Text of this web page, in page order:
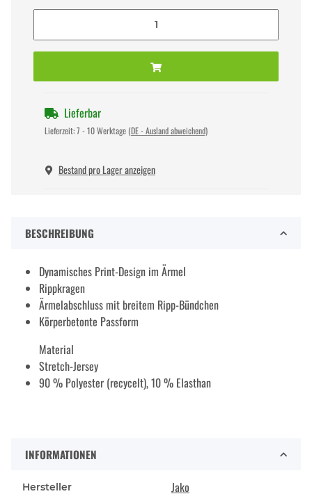
Lieferbar
Lieferzeit:7 - 10 Werktage (DE - Ausland abweichend)
Bestand pro Lager anzeigen
BESCHREIBUNG
Dynamisches Print-Design im Ärmel
Rippkragen
Ärmelabschluss mit breitem Ripp-Bündchen
Körperbetonte Passform
Material
Stretch-Jersey
90 % Polyester (recycelt), 10 % Elasthan
INFORMATIONEN
Hersteller Jako